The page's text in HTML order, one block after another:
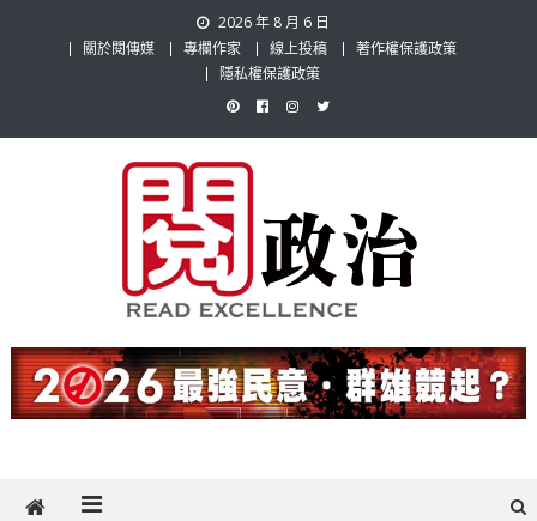
2026 年 8 月 6 日
關於閱傳媒
專欄作家 線上投稿
著作權保護政策
隱私權保護政策
閱政治 Read Gov News
題，也要專業評論，閱政治與多元的政治評論家與專欄作家邀稿合作，
讓讀者有最多元和專業的選擇。